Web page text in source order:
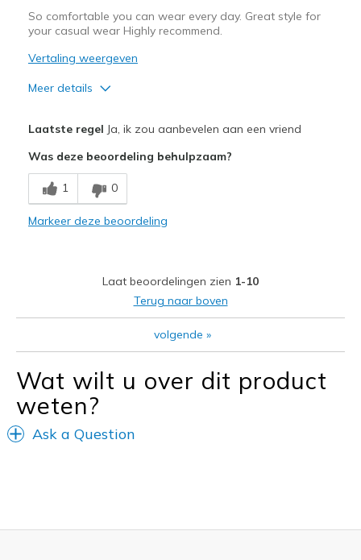
Feels true to size
So comfortable you can wear every day. Great style for
your casual wear Highly recommend.
Vertaling weergeven
Meer details
Breathe Well
Comfortable
Beste toepassingen
Casual Wear
Travel
Width
Feels true to width
Sizing
View On Shoes
Laatste regel Ja, ik zou aanbevelen aan een vriend
Was deze beoordeling behulpzaam?
1 0
Markeer deze beoordeling
Laat beoordelingen zien 1-10
Terug naar boven
volgende »
Wat wilt u over dit product
weten?
Ask a Question